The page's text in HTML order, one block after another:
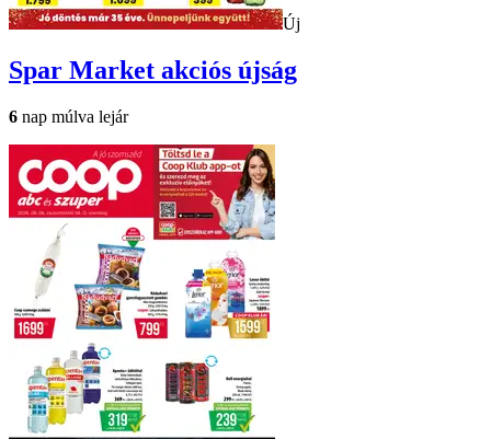
Új
Spar Market akciós újság
6 nap múlva lejár